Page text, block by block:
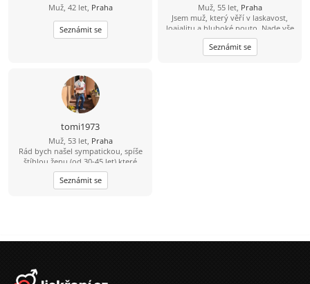
Muž, 42 let, Praha
Seznámit se
Muž, 55 let, Praha
Jsem muž, který věří v laskavost,
loajalitu a hluboké pouto. Nade vše
si cením upřímnosti a sním o tom, že
budu sdílet jednoduché a krásné
životní okamžiky s někým, kdo se v
Seznámit se
tomi1973
Muž, 53 let, Praha
Rád bych našel sympatickou, spíše
štíhlou ženu (od 30-45 let) které
budu rád oporou :-) a pokud máš
malé dítě, není to překážkou. Já
mám dospělou dceru a syna. Jsem
Seznámit se